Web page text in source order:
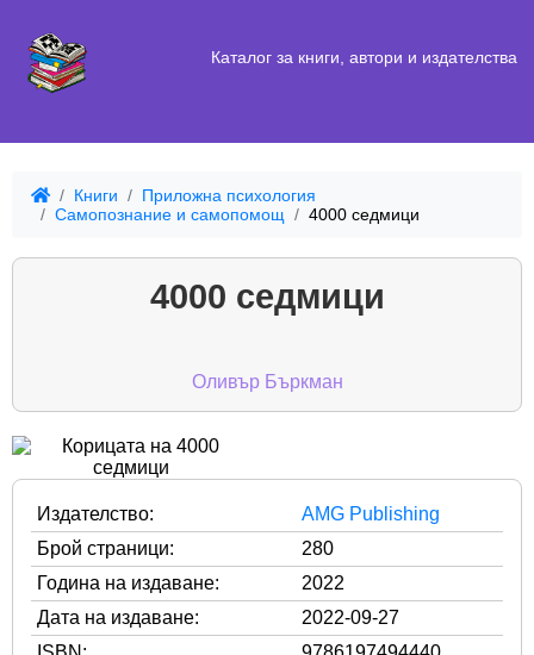
Каталог за книги, автори и издателства
Книги
Приложна психология
Самопознание и самопомощ
4000 седмици
4000 седмици
Оливър Бъркман
Издателство:
AMG Publishing
Брой страници:
280
Година на издаване:
2022
Дата на издаване:
2022-09-27